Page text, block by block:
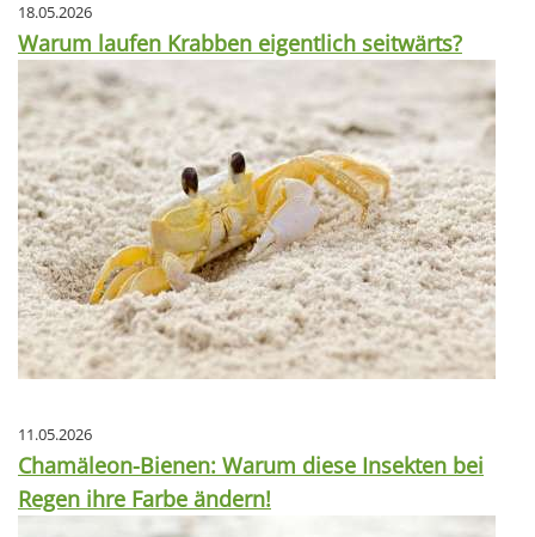
18.05.2026
Warum laufen Krabben eigentlich seitwärts?
11.05.2026
Chamäleon-Bienen: Warum diese Insekten bei
Regen ihre Farbe ändern!